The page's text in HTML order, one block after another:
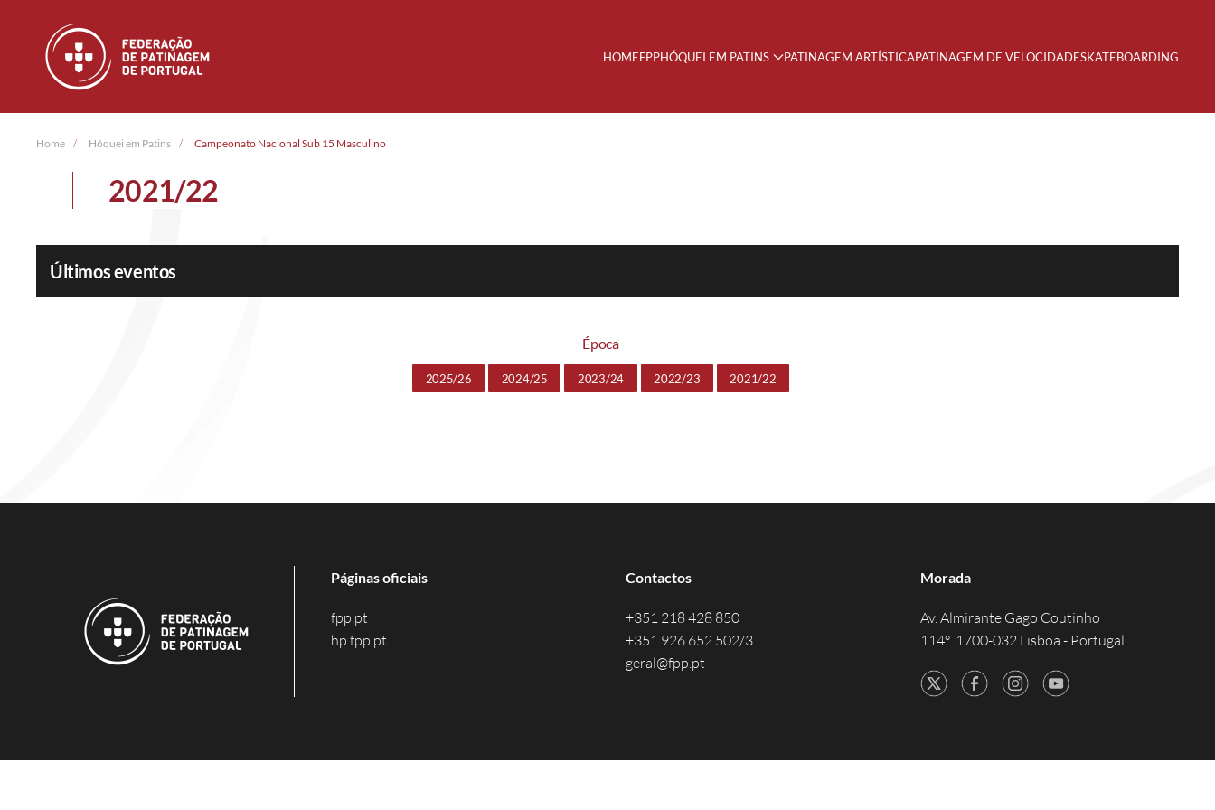
Skip to main content HOMEFPPHÓQUEI EM PATINS PATINAGEM ARTÍSTICAPATINAGEM DE VELOCIDADESKATEBOARDING
Home Hóquei em Patins Campeonato Nacional Sub 15 Masculino
2021/22
Últimos eventos
Época
2025/26 2024/25 2023/24 2022/23 2021/22
Páginas oficiais
fpp.pt
hp.fpp.pt
Contactos
+351 218 428 850
+351 926 652 502/3
geral@fpp.pt
Morada
Av. Almirante Gago Coutinho
114° .1700-032 Lisboa - Portugal